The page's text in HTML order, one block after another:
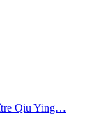
Qiu Ying…